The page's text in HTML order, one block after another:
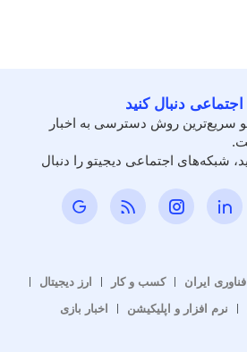
دنبال کنید
سریع‌ترین روش دسترسی به اخبار
شبکه‌های اجتماعی دیجیتو را دنبال
فناوری ایران کسب و کار
ارز دیجیتال
نرم افزار و اپلیکیشن اخبار بازی